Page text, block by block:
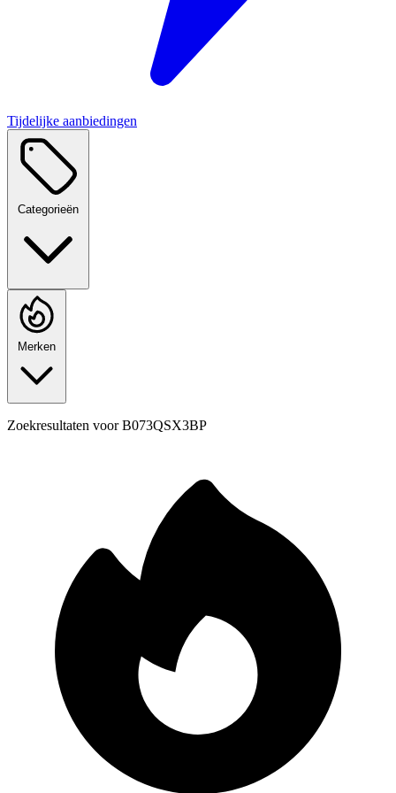
Tijdelijke aanbiedingen
Categorieën
Merken
Zoekresultaten voorB073QSX3BP